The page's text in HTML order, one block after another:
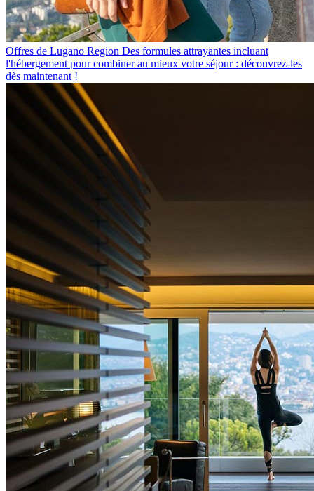
Offres de Lugano Region Des formules attrayantes incluant
l'hébergement pour combiner au mieux votre séjour : découvrez-les
dès maintenant !